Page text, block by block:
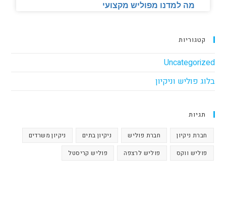
מה למדנו מפוליש מקצועי
קטגוריות
Uncategorized
בלוג פוליש וניקיון
תגיות
חברת ניקיון חברת פוליש ניקיון בתים
ניקיון משרדים
פוליש ווקס
פוליש לרצפה פוליש קריסטל